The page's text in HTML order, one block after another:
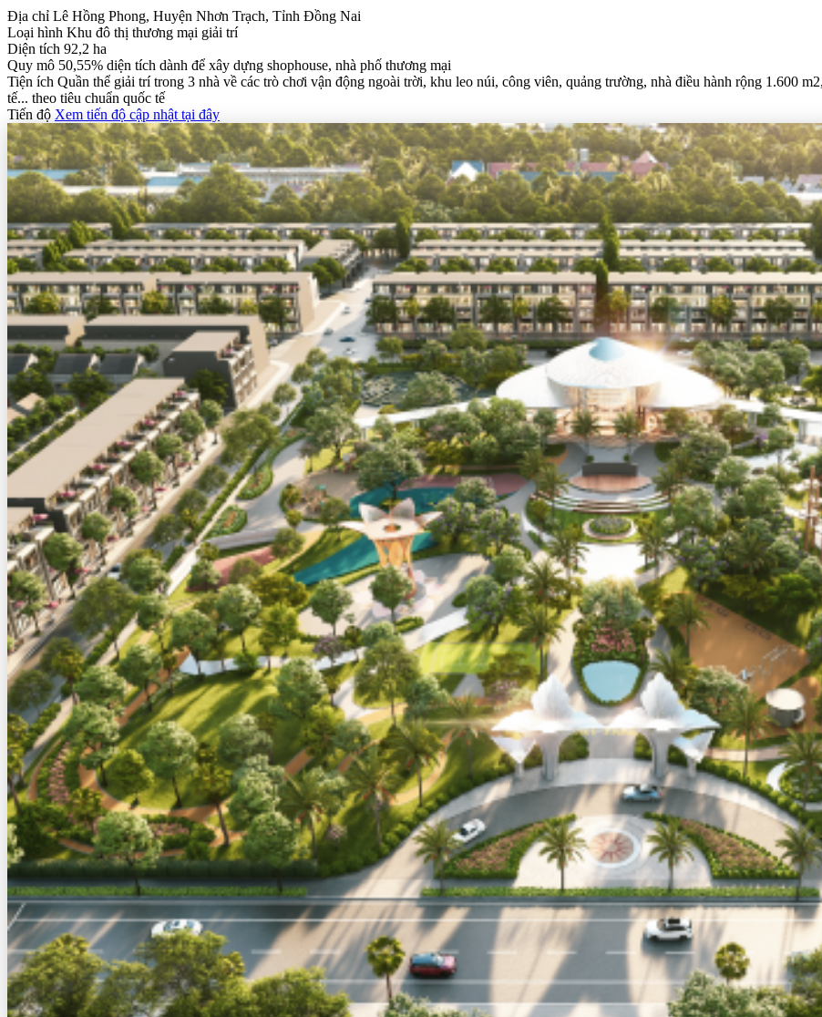
Địa chỉ Lê Hồng Phong, Huyện Nhơn Trạch, Tỉnh Đồng Nai
Loại hình Khu đô thị thương mại giải trí
Diện tích 92,2 ha
Quy mô 50,55% diện tích dành để xây dựng shophouse, nhà phố thương mại
Tiện ích Quần thể giải trí trong 3 nhà về các trò chơi vận động ngoài trời, khu leo núi, công viên, quảng trường, nhà điều hành rộng 1.600
tế... theo tiêu chuẩn quốc tế
Tiến độ Xem tiến độ cập nhật tại đây